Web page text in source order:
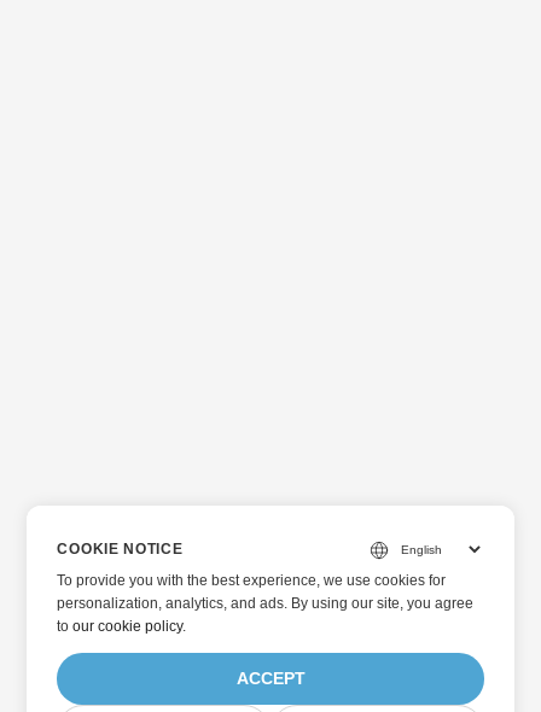
COOKIE NOTICE
To provide you with the best experience, we use cookies for
personalization, analytics, and ads. By using our site, you agree
toour cookie policy.
ACCEPT